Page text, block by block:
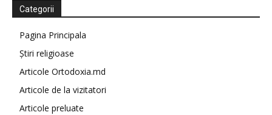
Categorii
Pagina Principala
Știri religioase
Articole Ortodoxia.md
Articole de la vizitatori
Articole preluate